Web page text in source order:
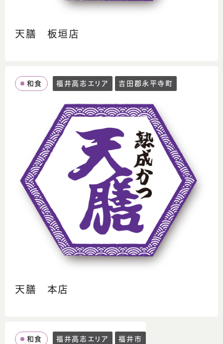
天膳 板垣店
和食 福井高志エリア 吉田郡永平寺町
天膳 本店
和食 福井高志エリア 福井市